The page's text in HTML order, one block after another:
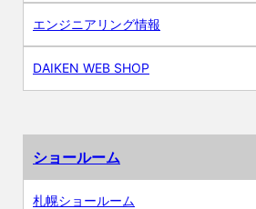
エンジニアリング情報
DAIKEN WEB SHOP
ショールーム
札幌ショールーム